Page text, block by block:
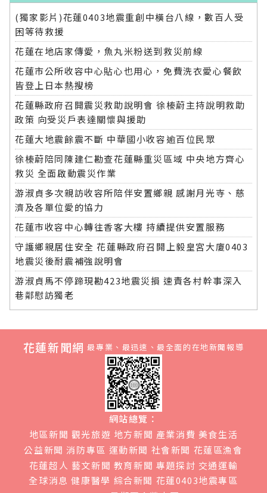
(獨家影片)花蓮0403地震重創中橫台八線，數百人受
困等待救援
花蓮在地店家傳愛，魚丸米粉送到救災前線
花蓮市公所收容中心貼心也用心，免費洗衣愛心餐飲
皆登上日本熱搜榜
花蓮縣政府召開震災救助說明會 徐榛蔚主持說明救助
政策 向受災戶表達關懷與援助
花蓮大地震餘震不斷 中華國小收容逾百位民眾
徐榛蔚陪同陳建仁勘查花蓮縣重災區域 中央地方齊心
救災 全面啟動震災作業
游淑貞多次親訪收容所陪伴安置鄉親 感謝月光寺、慈
濟及各單位愛的協力
花蓮市收容中心轉往香客大樓 持續提供安置服務
守護鄉親居住安全 花蓮縣政府召開上毅皇宮大廈0403
地震災後耐震補強說明會
游淑貞馬不停蹄現勘423地震災損 速責各村幹事深入
巷鄰慰訪獨老
花蓮新聞網 最專業、最迅速、最全面的在地新聞報導
網站總覽：
地區新聞 觀光旅遊 地方新聞 產業消費 美食生活
公益新聞 消防專區 運動新聞 社會新聞 花蓮區漁會
花蓮超人 藝文新聞 教育新聞 專題探討 交通運輸
全球消息 健康醫學 綜合新聞 花蓮0403地震專區